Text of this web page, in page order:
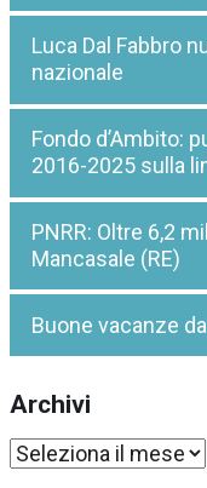
Luca Dal Fabbro
nazionale
Fondo d’Ambito:
2016-2025 sulla
PNRR: Oltre 6,2
Mancasale (RE)
Buone vacanze
Archivi
Archivi